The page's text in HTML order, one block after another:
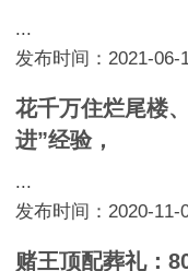
...
发布时间：2021-06-
花千万住烂尾楼
进”经验，
...
发布时间：2020-11-
赌王顶配葬礼：